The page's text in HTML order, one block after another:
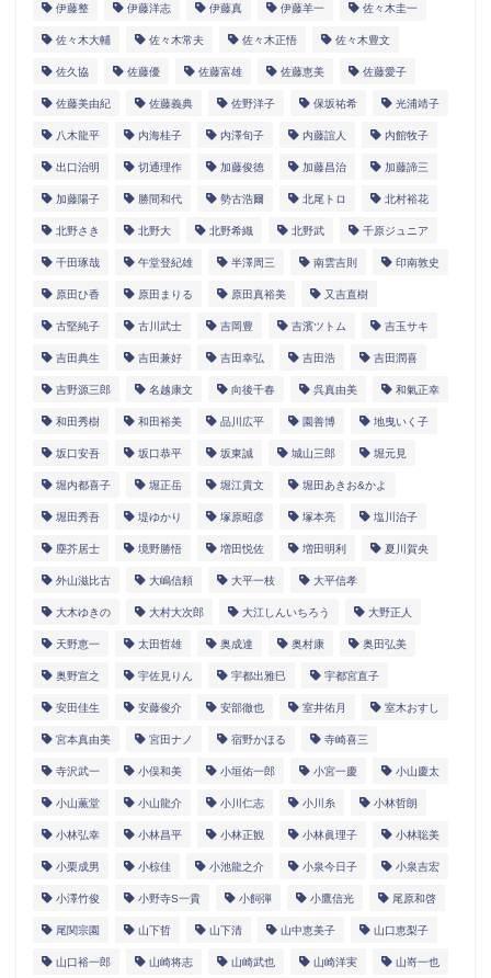
伊藤整 伊藤洋志 伊藤真 伊藤羊一 佐々木圭一
佐々木大輔 佐々木常夫 佐々木正悟 佐々木豊文
佐久協 佐藤優 佐藤富雄 佐藤恵美 佐藤愛子
佐藤美由紀 佐藤義典 佐野洋子 保坂祐希 光浦靖子
八木龍平 内海桂子 内澤旬子 内藤誼人 内館牧子
出口治明 切通理作 加藤俊徳 加藤昌治 加藤諦三
加藤陽子 勝間和代 勢古浩爾 北尾トロ 北村裕花
北野さき 北野大 北野希織 北野武 千原ジュニア
千田琢哉 午堂登紀雄 半澤周三 南雲吉則 印南敦史
原田ひ香 原田まりる 原田真裕美 又吉直樹
古堅純子 古川武士 吉岡豊 吉濱ツトム 吉玉サキ
吉田典生 吉田兼好 吉田幸弘 吉田浩 吉田潤喜
吉野源三郎 名越康文 向後千春 呉真由美 和氣正幸
和田秀樹 和田裕美 品川広平 園善博 地曳いく子
坂口安吾 坂口恭平 坂東誠 城山三郎 堀元見
堀内都喜子 堀正岳 堀江貴文 堀田あきお&かよ
堀田秀吾 堤ゆかり 塚原昭彦 塚本亮 塩川治子
塵芥居士 境野勝悟 増田悦佐 増田明利 夏川賀央
外山滋比古 大嶋信頼 大平一枝 大平信孝
大木ゆきの 大村大次郎 大江しんいちろう 大野正人
天野恵一 太田哲雄 奥成達 奥村康 奥田弘美
奥野宣之 宇佐見りん 宇都出雅巳 宇都宮直子
安田佳生 安藤俊介 安部徹也 室井佑月 室木おすし
宮本真由美 宮田ナノ 宿野かほる 寺崎喜三
寺沢武一 小俣和美 小垣佑一郎 小宮一慶 小山慶太
小山薫堂 小山龍介 小川仁志 小川糸 小林哲朗
小林弘幸 小林昌平 小林正観 小林眞理子 小林聡美
小栗成男 小椋佳 小池龍之介 小泉今日子 小泉吉宏
小澤竹俊 小野寺S一貴 小飼弾 小鷹信光 尾原和啓
尾関宗園 山下哲 山下清 山中恵美子 山口恵梨子
山口裕一郎 山崎将志 山崎武也 山崎洋実 山嵜一也